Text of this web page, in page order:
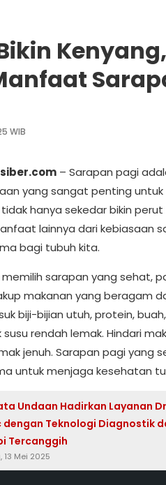
Kenyang,
WIB
– Sarapan pagi
yang sangat penting
hanya sekedar bikin
lainnya dari kebiasaan
bagi tubuh kita.
sarapan yang sehat,
makanan yang beragam
biji-bijian utuh, protein,
susu rendah lemak. Hindari
jenuh. Sarapan pagi yang
untuk menjaga kesehatan
Undaan Hadirkan Layanan
dengan Teknologi Diagnostik
Tercanggih
13 Mei 2025